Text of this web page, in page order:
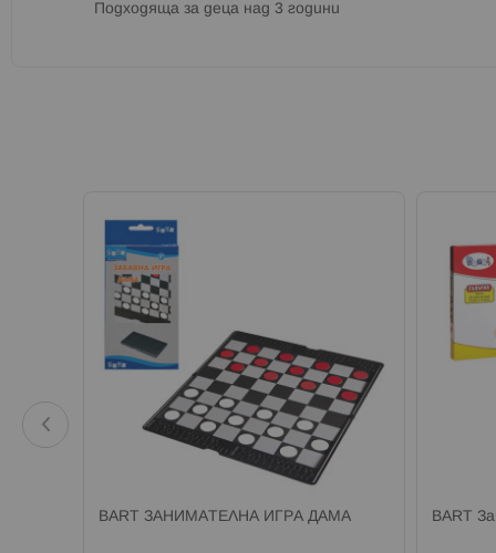
Подходяща за деца над 3 години
BART ЗАНИМАТЕЛНА ИГРА ДАМА BART